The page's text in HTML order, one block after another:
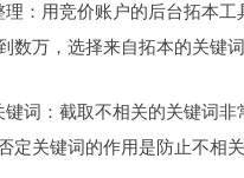
：用竞价账户的后台拓本
数万，选择来自拓本的关键
词：截取不相关的关键词
定关键词的作用是防止不相